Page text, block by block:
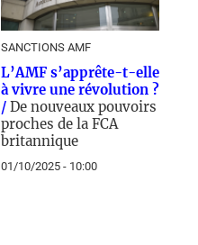
SANCTIONS AMF
L’AMF s’apprête-t-elle
à vivre une révolution ?
/ De nouveaux pouvoirs
proches de la FCA
britannique
01/10/2025 - 10:00